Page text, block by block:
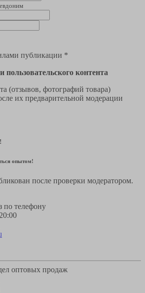
публикации *
контента
(отзывов, фотографий товара)
их предварительной модерации
опытом!
после проверки модератором.
по телефону
оптовых продаж